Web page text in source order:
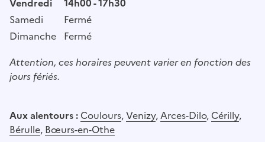
Samedi
Fermé
Dimanche Fermé
Attention, ces horaires peuvent varier en fonction des
jours fériés.
Aux alentours : Coulours,Venizy,Arces-Dilo, Cérilly,
Bérulle, Bœurs-en-Othe